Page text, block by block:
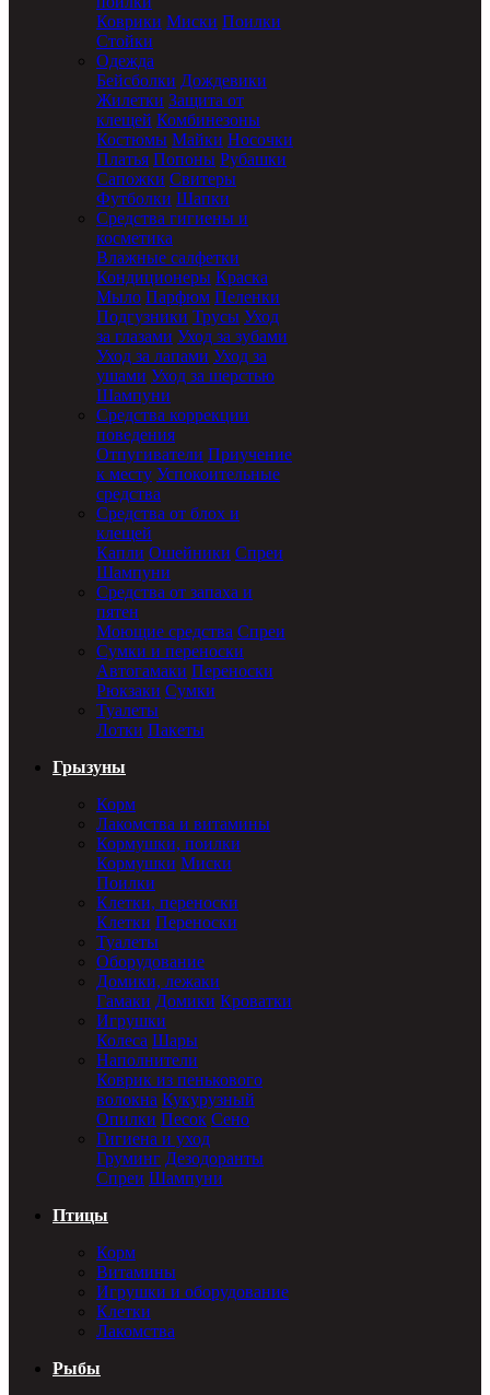
Коврики Миски Поилки
Стойки
Одежда
Бейсболки Дождевики
Жилетки Защита от
клещей Комбинезоны
Костюмы Майки Носочки
Платья Попоны Рубашки
Сапожки Свитеры
Футболки Шапки
Средства гигиены и
косметика
Влажные салфетки
Кондиционеры Краска
Мыло Парфюм Пеленки
Подгузники Трусы Уход
за глазами Уход за зубами
Уход за лапами Уход за
ушами Уход за шерстью
Шампуни
Средства коррекции
поведения
Отпугиватели Приучение
к месту Успокоительные
средства
Средства от блох и
клещей
Капли Ошейники Спреи
Шампуни
Средства от запаха и
пятен
Моющие средства Спреи
Сумки и переноски
Автогамаки Переноски
Рюкзаки Сумки
Туалеты
Лотки Пакеты
Грызуны
Корм
Лакомства и витамины
Кормушки, поилки
Кормушки Миски
Поилки
Клетки, переноски
Клетки Переноски
Туалеты
Оборудование
Домики, лежаки
Гамаки Домики Кроватки
Игрушки
Колеса Шары
Наполнители
Коврик из пенькового
волокна Кукурузный
Опилки Песок Сено
Гигиена и уход
Груминг Дезодоранты
Спреи Шампуни
Птицы
Корм
Витамины
Игрушки и оборудование
Клетки
Лакомства
Рыбы